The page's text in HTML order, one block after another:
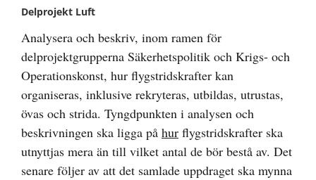
Delprojekt Luft
Analysera och beskriv, inom ramen för
delprojektgrupperna Säkerhetspolitik och Krigs- och
Operationskonst, hur flygstridskrafter kan
organiseras, inklusive rekryteras, utbildas, utrustas,
övas och strida. Tyngdpunkten i analysen och
beskrivningen ska ligga på hur flygstridskrafter ska
utnyttjas mera än till vilket antal de bör bestå av. Det
senare följer av att det samlade uppdraget ska mynna